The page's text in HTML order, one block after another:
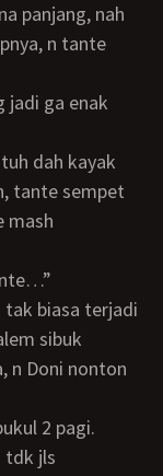
panjang, nah
n tante
tante sempet
mash
sibuk
n Doni nonton
tdk jls